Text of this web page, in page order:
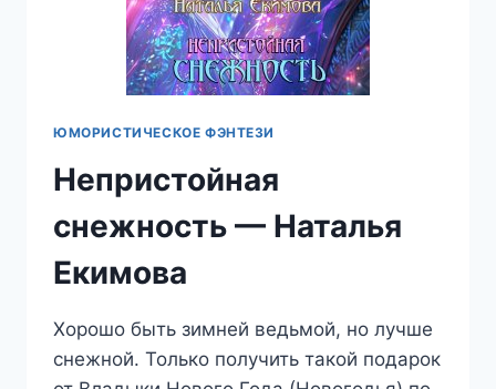
ЮМОРИСТИЧЕСКОЕ ФЭНТЕЗИ
Непристойная
снежность — Наталья
Екимова
Хорошо быть зимней ведьмой, но лучше
снежной. Только получить такой подарок